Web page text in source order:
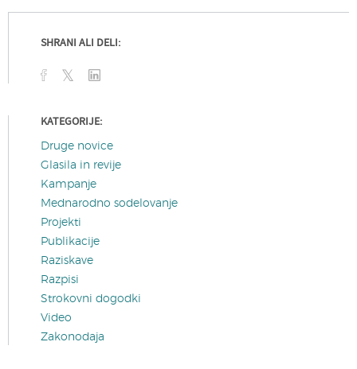
SHRANI ALI DELI:
KATEGORIJE:
Druge novice
Glasila in revije
Kampanje
Mednarodno sodelovanje
Projekti
Publikacije
Raziskave
Razpisi
Strokovni dogodki
Video
Zakonodaja